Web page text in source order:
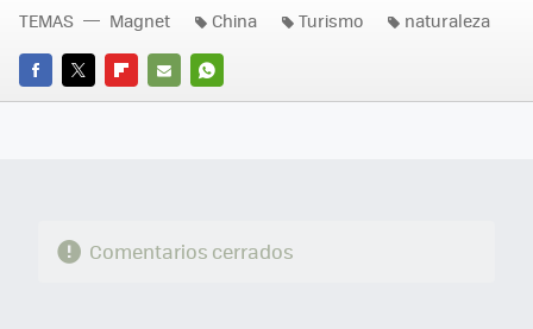
FACEBOOK
TWITTERFLIPBOARD
E-
WHATSAPP
TEMAS Magnet China Turismo naturaleza
Comentarios cerrados